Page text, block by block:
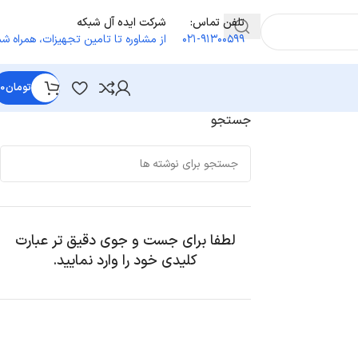
تلفن تماس:
۰۲۱-۹۱۳۰۰۵۹۹
شرکت ایده آل شبکه
از مشاوره تا تامین تجهیزات، همراه
تومان0
جستجو
لطفا برای جست و جوی دقیق تر عبارت
کلیدی خود را وارد نمایید.